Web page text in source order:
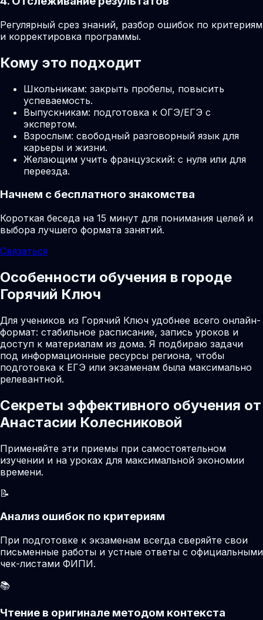
Регулярный срез знаний, разбор ошибок по критериям
и корректировка программы.
Кому это подходит
Школьникам: закрыть пробелы, повысить
успеваемость.
Выпускникам: подготовка к ОГЭ/ЕГЭ с
экспертом.
Взрослым: свободный разговорный язык для
карьеры и жизни.
Желающим учить французский: с нуля или для
переезда.
Начнем с бесплатного знакомства
Короткая беседа на 15 минут для понимания целей и
выбора лучшего формата занятий.
Связаться
Особенности обучения в городе
Горячий Ключ
Для учеников из Горячий Ключ удобнее всего онлайн-
формат: стабильное расписание, запись уроков и
доступ к материалам из дома. Я подбираю задачи
под информационные ресурсы региона, чтобы
подготовка к ЕГЭ или экзаменам была максимально
релевантной.
Секреты эффективного обучения от
Анастасии Колесниковой
Применяйте эти приемы при самостоятельном
изучении и на уроках для максимальной экономии
времени.
📝
Анализ ошибок по критериям
При подготовке к экзаменам всегда сверяйте свои
письменные работы и устные ответы с официальными
чек-листами ФИПИ.
📚
Чтение в оригинале методом контекста